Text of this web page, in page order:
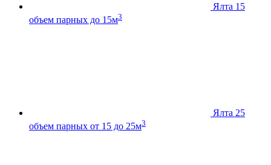
Ялта 15
объем парных до 15м3
Ялта 25
объем парных от 15 до 25м3